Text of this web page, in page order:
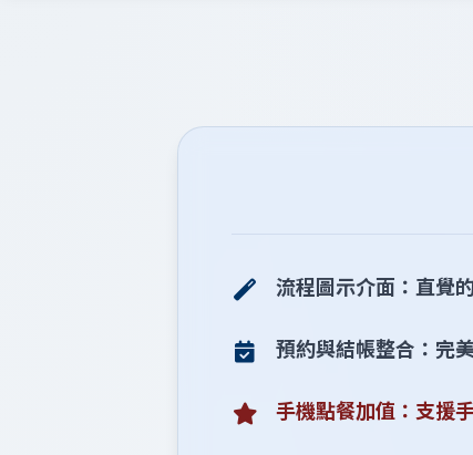
流程圖示介面：直覺
預約與結帳整合：完
手機點餐加值：支援